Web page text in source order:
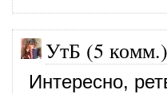
УтБ (5 комм.)
Интересно,